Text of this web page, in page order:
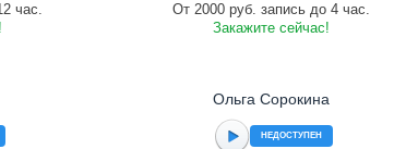
час.
От 2000 руб. запись до 4 час.
Закажите сейчас!
Ольга Сорокина
НЕДОСТУПЕН